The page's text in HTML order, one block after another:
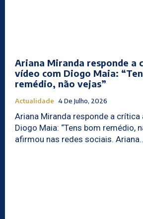
Ariana Miranda responde a
vídeo com Diogo Maia:
remédio, não vejas”
Actualidade 4 De Julho, 2026
Ariana Miranda responde a
Diogo Maia: “Tens bom remédio,
afirmou nas redes sociais.